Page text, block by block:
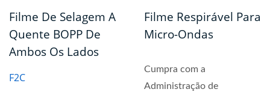
Filme De Selagem A
Quente BOPP De
Ambos Os Lados
F2C
Filme Respirável Para
Micro-Ondas
Cumpra com a
Administração de